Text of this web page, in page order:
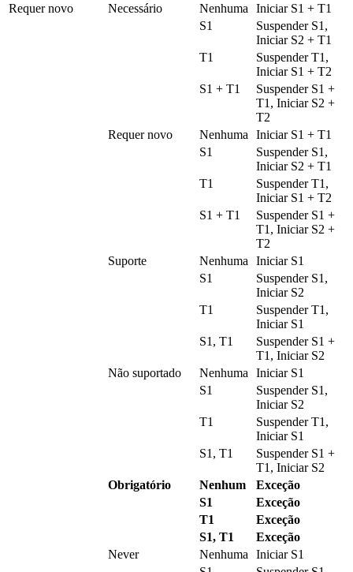
Requer novo
Necessário Nenhuma
Iniciar S1 + T1
S1
Suspender S1,
Iniciar S2 + T1
T1
Suspender T1,
Iniciar S1 + T2
S1 + T1
Suspender S1 +
T1, Iniciar S2 +
T2
Requer novo
Nenhuma
Iniciar S1 + T1
S1
Suspender S1,
Iniciar S2 + T1
T1
Suspender T1,
Iniciar S1 + T2
S1 + T1
Suspender S1 +
T1, Iniciar S2 +
T2
Suporte
Nenhuma
Iniciar S1
S1
Suspender S1,
Iniciar S2
T1
Suspender T1,
Iniciar S1
S1, T1
Suspender S1 +
T1, Iniciar S2
Não suportado
Nenhuma
Iniciar S1
S1
Suspender S1,
Iniciar S2
T1
Suspender T1,
Iniciar S1
S1, T1
Suspender S1 +
T1, Iniciar S2
Obrigatório
Nenhum
Exceção
S1
Exceção
T1
Exceção
S1, T1
Exceção
Never
Nenhuma
Iniciar S1